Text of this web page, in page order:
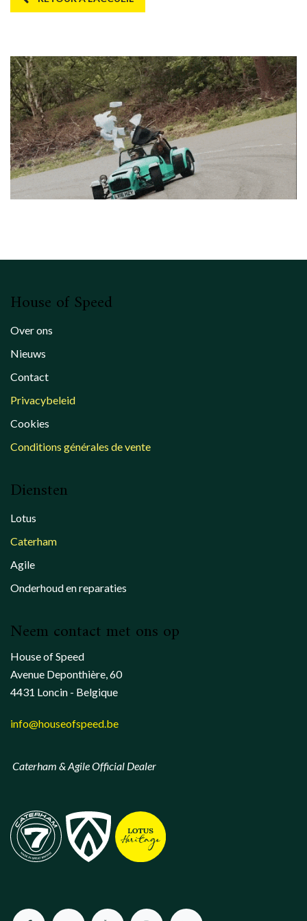
Fout 404
House of Speed
Over ons
Nieuws
Contact
Privacybeleid
Cookies
Conditions générales de vente
Diensten
Lotus
Caterham
Agile
Onderhoud en reparaties
Neem contact met ons op
House of Speed
Avenue Deponthière, 60
4431 Loncin - Belgique
info@houseofspeed.be
Caterham & Agile Official Dealer